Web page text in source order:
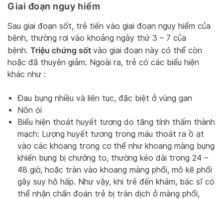
Giai đoạn nguy hiểm
Sau giai đoạn sốt, trẻ tiến vào giai đoạn nguy hiểm của
bệnh, thường rơi vào khoảng ngày thứ 3 – 7 của
bệnh. Triệu chứng sốt vào giai đoạn này có thể còn
hoặc đã thuyên giảm. Ngoài ra, trẻ có các biểu hiện
khác như :
Đau bụng nhiều và liên tục, đặc biệt ở vùng gan
Nôn ói
Biểu hiện thoát huyết tương do tăng tính thấm thành
mạch: Lượng huyết tương trong máu thoát ra ồ ạt
vào các khoang trong cơ thể như khoang màng bụng
khiến bụng bị chướng to, thường kéo dài trong 24 –
48 giờ, hoặc tràn vào khoang màng phổi, mô kẽ phổi
gây suy hô hấp. Như vậy, khi trẻ đến khám, bác sĩ có
thể nhận chẩn đoán trẻ bị tràn dịch ở màng phổi,